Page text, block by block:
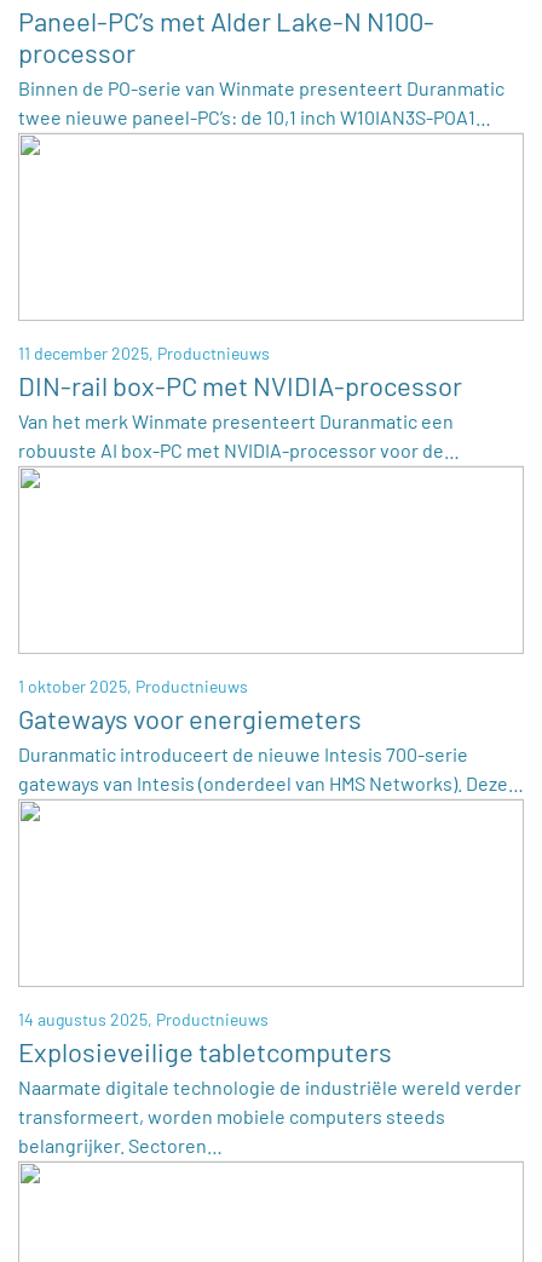
Paneel-PC’s met Alder Lake-N N100-
processor
Binnen de PO-serie van Winmate presenteert Duranmatic
twee nieuwe paneel-PC’s: de 10,1 inch W10IAN3S-POA1…
11 december 2025, Productnieuws
DIN-rail box-PC met NVIDIA-processor
Van het merk Winmate presenteert Duranmatic een
robuuste AI box-PC met NVIDIA-processor voor de…
1 oktober 2025, Productnieuws
Gateways voor energiemeters
Duranmatic introduceert de nieuwe Intesis 700-serie
gateways van Intesis (onderdeel van HMS Networks). Deze…
14 augustus 2025, Productnieuws
Explosieveilige tabletcomputers
Naarmate digitale technologie de industriële wereld verder
transformeert, worden mobiele computers steeds
belangrijker. Sectoren…